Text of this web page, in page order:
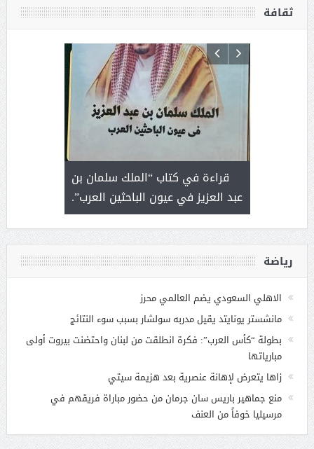
ثقافة
قراءة في كتاب “الملك سلمان بن
عبد العزيز في عيون الباحثين العرب”.
لايعرف
رياضة
الاهلي السعودي يضم العالمي محرز
مانشستر يونايتد يقيل مدربه سولشار بسبب سوء النتائج
بطولة “كأس العرب”: فكرة انطلقت من لبنان واحتضنت بيروت أولى
مبارياتها
زاها يتعرض لإهانة عنصرية بعد هزيمة سيتي
منع جماهير باريس سان جرمان من حضور مباراة فريقهم في
مرسيليا خوفاً من العنف